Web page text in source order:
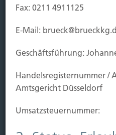
Leistung
Leben
Sichern
Immobilien Vers.
Baubeginn
Fax: 0211 4911125
E-Mail:
Geschäftsführung:
Handels­registernummer /
Amtsgericht Düsseldorf
Umsatzsteuer­nummer: